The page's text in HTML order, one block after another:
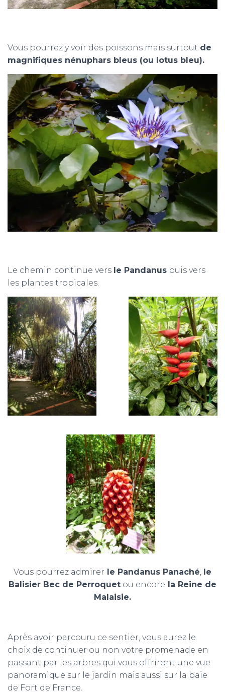
Vous pourrez y voir des poissons mais surtout de
magnifiques nénuphars bleus (ou lotus bleu).
Le chemin continue vers le Pandanus puis vers
les plantes tropicales.
Vous pourrez admirer le Pandanus Panaché le
Balisier Bec de Perroquet ou encore la Reine de
Malaisie.
Après avoir parcouru ce sentier, vous aurez le
choix de continuer ou non votre promenade en
passant par les arbres qui vous offriront une vue
panoramique sur le jardin mais aussi sur la baie
de Fort de France.